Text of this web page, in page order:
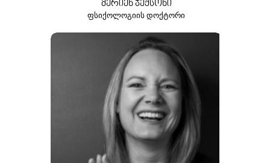
ᲛᲔᲠᲘᲔᲜ ᲯᲔᲥᲡᲝᲜᲘ
ᲤᲡᲘᲥᲝᲚᲝᲒᲘᲘᲡ ᲓᲝᲥᲢᲝᲠᲘ